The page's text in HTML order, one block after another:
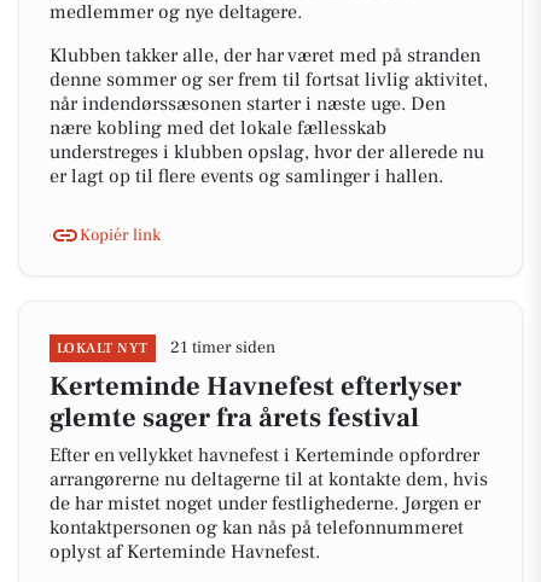
medlemmer og nye deltagere.
Klubben takker alle, der har været med på stranden
denne sommer og ser frem til fortsat livlig aktivitet,
når indendørssæsonen starter i næste uge. Den
nære kobling med det lokale fællesskab
understreges i klubben opslag, hvor der allerede nu
er lagt op til flere events og samlinger i hallen.
Kopiér link
LOKALT NYT 21 timer siden
Kerteminde Havnefest efterlyser
glemte sager fra årets festival
Efter en vellykket havnefest i Kerteminde opfordrer
arrangørerne nu deltagerne til at kontakte dem, hvis
de har mistet noget under festlighederne. Jørgen er
kontaktpersonen og kan nås på telefonnummeret
oplyst af Kerteminde Havnefest.